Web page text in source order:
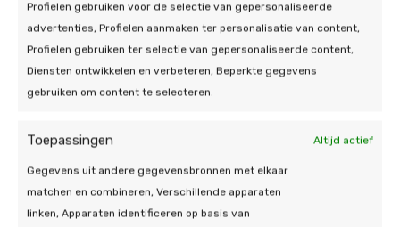
Profielen gebruiken voor de selectie van gepersonaliseerde
advertenties, Profielen aanmaken ter personalisatie van content,
Profielen gebruiken ter selectie van gepersonaliseerde content,
Diensten ontwikkelen en verbeteren, Beperkte gegevens
gebruiken om content te selecteren.
Toepassingen Altijd actief
Gegevens uit andere gegevensbronnen met elkaar
matchen en combineren, Verschillende apparaten
linken, Apparaten identificeren op basis van